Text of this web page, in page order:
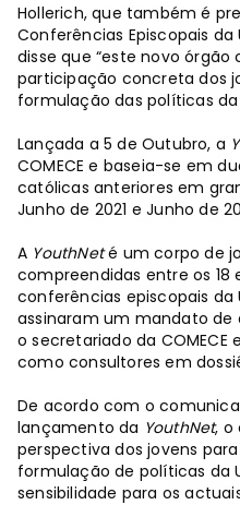
Hollerich, que também é
Conferências Episcopais da
disse que “este novo
participação concreta dos
formulação das políticas da
Lançada a 5 de Outubro, a
COMECE e baseia-se em
católicas anteriores em
Junho de 2021 e Junho de
A YouthNeté um corpo de
compreendidas entre os 18
conferências episcopais da
assinaram um mandato de
o secretariado da
como consultores em
De acordo com o
lançamento da YouthNet, o
perspectiva dos jovens
formulação de políticas da
sensibilidade para os